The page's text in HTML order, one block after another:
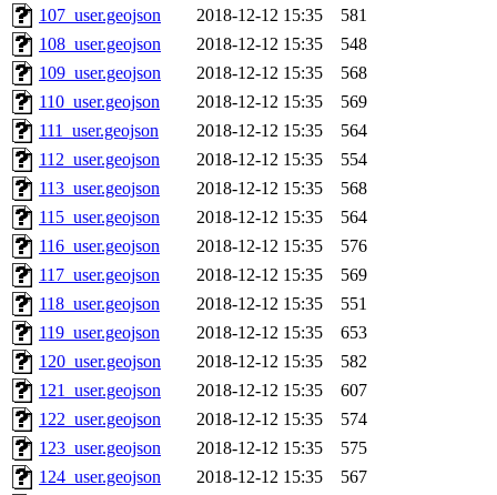
107_user.geojson
2018-12-12 15:35
581
108_user.geojson
2018-12-12 15:35
548
109_user.geojson
2018-12-12 15:35
568
110_user.geojson
2018-12-12 15:35
569
111_user.geojson
2018-12-12 15:35
564
112_user.geojson
2018-12-12 15:35
554
113_user.geojson
2018-12-12 15:35
568
115_user.geojson
2018-12-12 15:35
564
116_user.geojson
2018-12-12 15:35
576
117_user.geojson
2018-12-12 15:35
569
118_user.geojson
2018-12-12 15:35
551
119_user.geojson
2018-12-12 15:35
653
120_user.geojson
2018-12-12 15:35
582
121_user.geojson
2018-12-12 15:35
607
122_user.geojson
2018-12-12 15:35
574
123_user.geojson
2018-12-12 15:35
575
124_user.geojson
2018-12-12 15:35
567